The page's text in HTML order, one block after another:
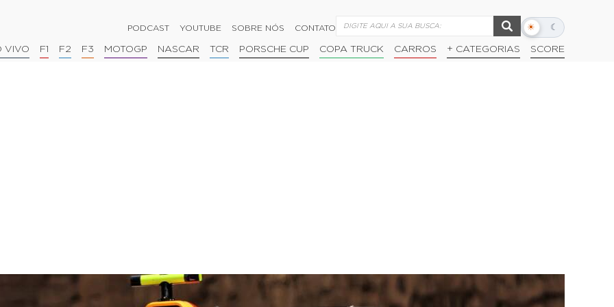
PODCAST YOUTUBE SOBRE NÓS CONTATO ☀ ☾
Alternar
escuro
VIVO F1 F2 F3 MOTOGP NASCAR TCR PORSCHE CUP COPA TRUCK CARROS + CATEGORIAS SCORE